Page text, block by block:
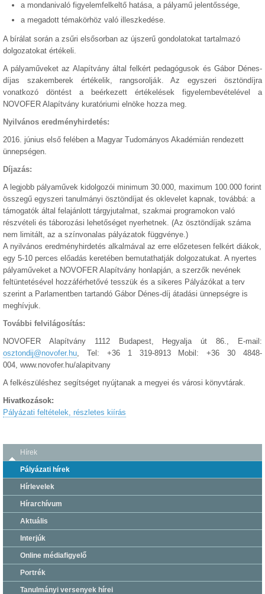
a mondanivaló figyelemfelkeltő hatása, a pályamű jelentőssége,
a megadott témakörhöz való illeszkedése.
A bírálat során a zsűri elsősorban az újszerű gondolatokat tartalmazó
dolgozatokat értékeli.
A pályaműveket az Alapítvány által felkért pedagógusok és Gábor Dénes-
díjas szakemberek értékelik, rangsorolják. Az egyszeri ösztöndíjra
vonatkozó döntést a beérkezett értékelések figyelembevételével a
NOVOFER Alapítvány kuratóriumi elnöke hozza meg.
Nyilvános eredményhirdetés:
2016. június első felében a Magyar Tudományos Akadémián rendezett
ünnepségen.
Díjazás:
A legjobb pályaművek kidolgozói minimum 30.000, maximum 100.000 forint
összegű egyszeri tanulmányi ösztöndíjat és oklevelet kapnak, továbbá: a
támogatók által felajánlott tárgyjutalmat, szakmai programokon való
részvételi és táborozási lehetőséget nyerhetnek. (Az ösztöndíjak száma
nem limitált, az a színvonalas pályázatok függvénye.)
A nyilvános eredményhirdetés alkalmával az erre előzetesen felkért diákok,
egy 5-10 perces előadás keretében bemutathatják dolgozatukat. A nyertes
pályaműveket a NOVOFER Alapítvány honlapján, a szerzők nevének
feltüntetésével hozzáférhetővé tesszük és a sikeres Pályázókat a terv
szerint a Parlamentben tartandó Gábor Dénes-díj átadási ünnepségre is
meghívjuk.
További felvilágosítás:
NOVOFER Alapítvány 1112 Budapest, Hegyalja út 86., E-mail:
osztondij@novofer.hu, Tel: +36 1 319-8913 Mobil: +36 30 4848-
004, www.novofer.hu/alapitvany
A felkészüléshez segítséget nyújtanak a megyei és városi könyvtárak.
Hivatkozások:
Pályázati feltételek, részletes kiírás
Hírek
Pályázati hírek
Hírlevelek
Hírarchívum
Aktuális
Interjúk
Online médiafigyelő
Portrék
Tanulmányi versenyek hírei